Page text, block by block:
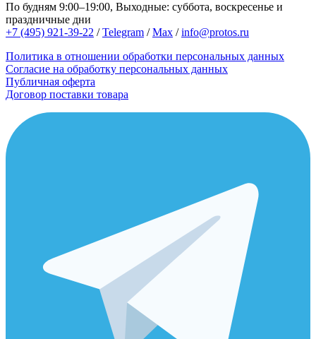
По будням 9:00–19:00, Выходные: суббота, воскресенье и
праздничные дни
+7 (495) 921-39-22 /Telegram /Max /info@protos.ru
Политика в отношении обработки персональных данных
Согласие на обработку персональных данных
Публичная оферта
Договор поставки товара